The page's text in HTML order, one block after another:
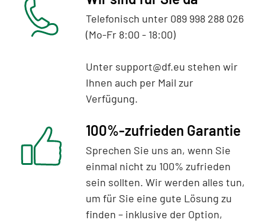
Telefonisch unter 089 998 288 026
(Mo-Fr 8:00 - 18:00)
Unter support@df.eu stehen wir
Ihnen auch per Mail zur
Verfügung.
100%-zufrieden Garantie
Sprechen Sie uns an, wenn Sie
einmal nicht zu 100% zufrieden
sein sollten. Wir werden alles tun,
um für Sie eine gute Lösung zu
finden – inklusive der Option,